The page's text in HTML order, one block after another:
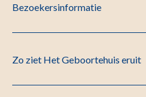
Bezoekersinformatie
Zo ziet Het Geboortehuis eruit